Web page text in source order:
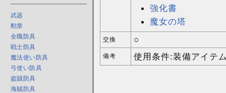
武器
勲章
全職防具
戦士防具
魔法使い防具
弓使い防具
盗賊防具
海賊防具
強化書
魔女の塔
交換 ○
備考 使用条件:装備アイテ